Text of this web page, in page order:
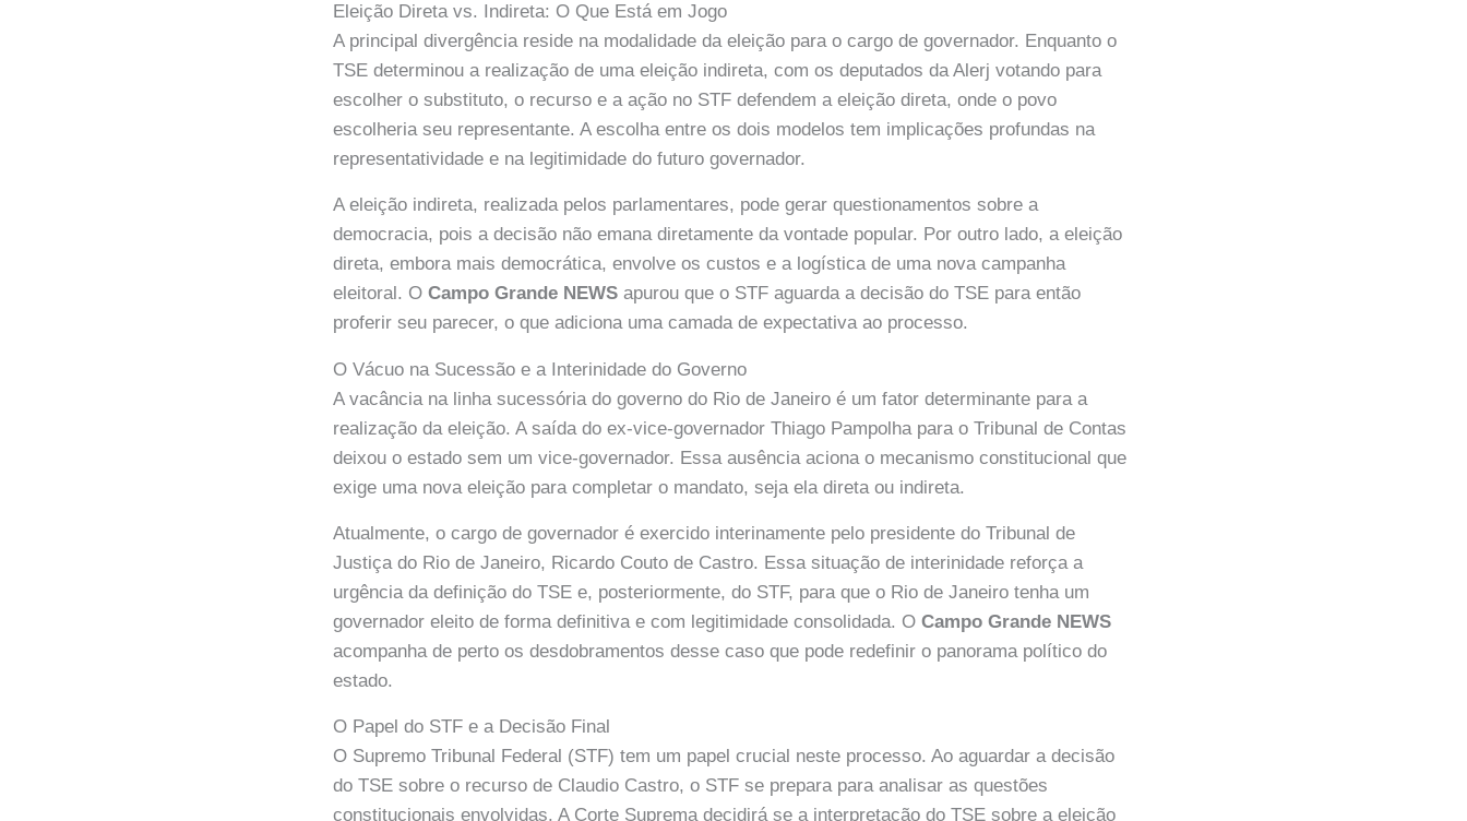
Eleição Direta vs. Indireta: O Que Está em Jogo
A principal divergência reside na modalidade da eleição para o cargo de governador. Enquanto o
TSE determinou a realização de uma eleição indireta, com os deputados da Alerj votando para
escolher o substituto, o recurso e a ação no STF defendem a eleição direta, onde o povo
escolheria seu representante. A escolha entre os dois modelos tem implicações profundas na
representatividade e na legitimidade do futuro governador.
A eleição indireta, realizada pelos parlamentares, pode gerar questionamentos sobre a
democracia, pois a decisão não emana diretamente da vontade popular. Por outro lado, a eleição
direta, embora mais democrática, envolve os custos e a logística de uma nova campanha
eleitoral. OCampo Grande NEWS apurou que o STF aguarda a decisão do TSE para então
proferir seu parecer, o que adiciona uma camada de expectativa ao processo.
O Vácuo na Sucessão e a Interinidade do Governo
A vacância na linha sucessória do governo do Rio de Janeiro é um fator determinante para a
realização da eleição. A saída do ex-vice-governador Thiago Pampolha para o Tribunal de Contas
deixou o estado sem um vice-governador. Essa ausência aciona o mecanismo constitucional que
exige uma nova eleição para completar o mandato, seja ela direta ou indireta.
Atualmente, o cargo de governador é exercido interinamente pelo presidente do Tribunal de
Justiça do Rio de Janeiro, Ricardo Couto de Castro. Essa situação de interinidade reforça a
urgência da definição do TSE e, posteriormente, do STF, para que o Rio de Janeiro tenha um
governador eleito de forma definitiva e com legitimidade consolidada. OCampo Grande NEWS
acompanha de perto os desdobramentos desse caso que pode redefinir o panorama político do
estado.
O Papel do STF e a Decisão Final
O Supremo Tribunal Federal (STF) tem um papel crucial neste processo. Ao aguardar a decisão
do TSE sobre o recurso de Claudio Castro, o STF se prepara para analisar as questões
constitucionais envolvidas. A Corte Suprema decidirá se a interpretação do TSE sobre a eleição